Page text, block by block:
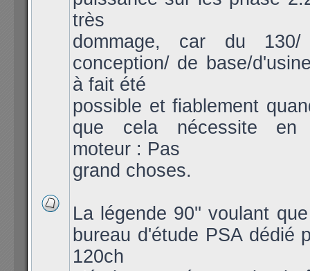
très
dommage, car du
conception/ de base/
à fait été
possible et fiablement
que cela nécessite en
moteur : Pas
grand choses.
La légende 90'' voulant
bureau d'étude PSA dédié
120ch